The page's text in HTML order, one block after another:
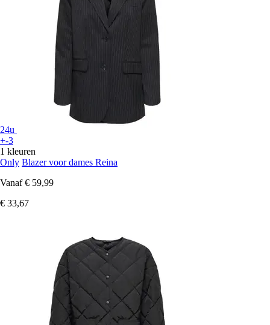
24u
+-3
1 kleuren
Only Blazer voor dames Reina
Vanaf € 59,99
€ 33,67